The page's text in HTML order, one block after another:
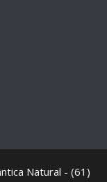
Natural - (61)